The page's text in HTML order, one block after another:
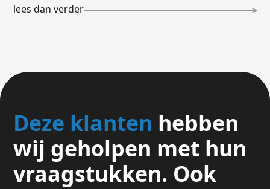
lees dan verder
Deze klanten hebben
wij geholpen met hun
vraagstukken. Ook